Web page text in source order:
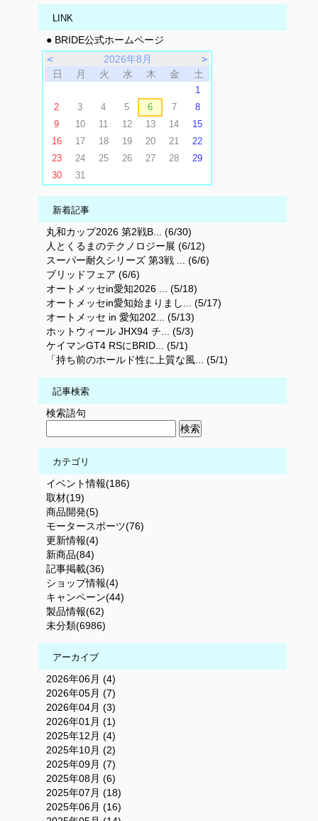
LINK
● BRIDE公式ホームページ
＜
2026年8月
＞
日
月 火 水 木 金 土
1
2
3 4 5 6 7
8
9
10 11 12 13 14
15
16
17 18 19 20 21
22
23
24 25 26 27 28
29
30
31
新着記事
丸和カップ2026 第2戦B... (6/30)
人とくるまのテクノロジー展 (6/12)
スーパー耐久シリーズ 第3戦 ... (6/6)
ブリッドフェア (6/6)
オートメッセin愛知2026 ... (5/18)
オートメッセin愛知始まりまし... (5/17)
オートメッセ in 愛知202... (5/13)
ホットウィール JHX94 チ... (5/3)
ケイマンGT4 RSにBRID... (5/1)
「持ち前のホールド性に上質な風... (5/1)
記事検索
検索語句
カテゴリ
イベント情報(186)
取材(19)
商品開発(5)
モータースポーツ(76)
更新情報(4)
新商品(84)
記事掲載(36)
ショップ情報(4)
キャンペーン(44)
製品情報(62)
未分類(6986)
アーカイブ
2026年06月 (4)
2026年05月 (7)
2026年04月 (3)
2026年01月 (1)
2025年12月 (4)
2025年10月 (2)
2025年09月 (7)
2025年08月 (6)
2025年07月 (18)
2025年06月 (16)